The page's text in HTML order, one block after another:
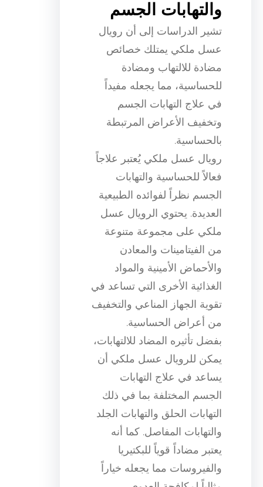
والتهابات الجسم
تشير الدراسات إلى أن رويال
عسل ملكي يمتلك خصائص
مضادة للالتهاب ومضادة
للحساسية، مما يجعله مفيداً
في علاج التهابات الجسم
وتخفيف الأعراض المرتبطة
بالحساسية.
رويال عسل ملكي يُعتبر علاجاً
فعالاً للحساسية والتهابات
الجسم نظراً لفوائده الطبيعية
العديدة. يحتوي الرويال عسل
ملكي على مجموعة متنوعة
من الفيتامينات والمعادن
والأحماض الأمينية والمواد
الغذائية الأخرى التي تساعد في
تقوية الجهاز المناعي والتخفيف
من أعراض الحساسية.
بفضل تأثيره المضاد للالتهابات،
يمكن للرويال عسل ملكي أن
يساعد في علاج التهابات
الجسم المختلفة بما في ذلك
التهابات الحلق والتهابات الجلد
والتهابات المفاصل. كما أنه
يعتبر مضاداً قوياً للبكتيريا
والفيروسات مما يجعله خياراً